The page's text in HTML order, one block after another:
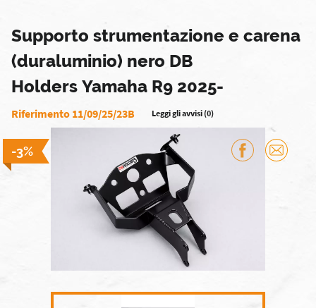
Supporto strumentazione e carena
(duraluminio) nero DB
Holders Yamaha R9 2025-
Riferimento 11/09/25/23B Leggi gli avvisi (0)
-3%